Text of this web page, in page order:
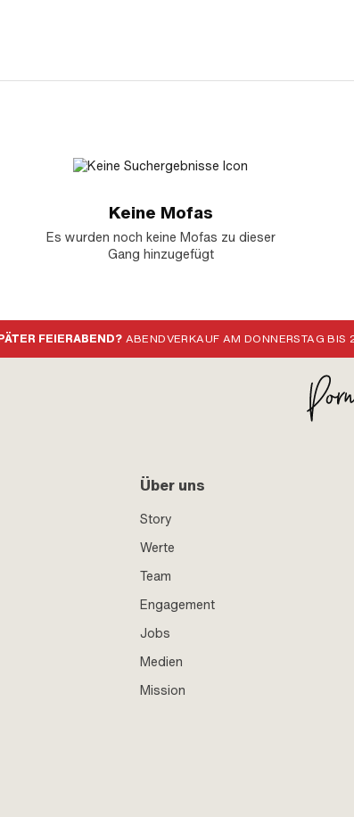
Keine Mofas
Es wurden noch keine Mofas zu dieser
Gang hinzugefügt
FEIERABEND? ABENDVERKAUF AM DONNERSTAG BIS
Über uns
Story
Werte
Team
Engagement
Jobs
Medien
Mission